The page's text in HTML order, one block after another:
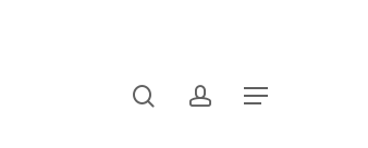
Menu